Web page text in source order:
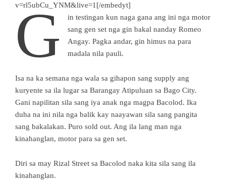
v=rl5ubCu_YNM&live=1[/embedyt]
G
in testingan kun naga gana ang ini nga motor
sang gen set nga gin bakal nanday Romeo
Angay. Pagka andar, gin himus na para
madala nila pauli.
Isa na ka semana nga wala sa gihapon sang supply ang
kuryente sa ila lugar sa Barangay Atipuluan sa Bago City.
Gani napilitan sila sang iya anak nga magpa Bacolod. Ika
duha na ini nila nga balik kay naayawan sila sang pangita
sang bakalakan. Puro sold out. Ang ila lang man nga
kinahanglan, motor para sa gen set.
Diri sa may Rizal Street sa Bacolod naka kita sila sang ila
kinahanglan.